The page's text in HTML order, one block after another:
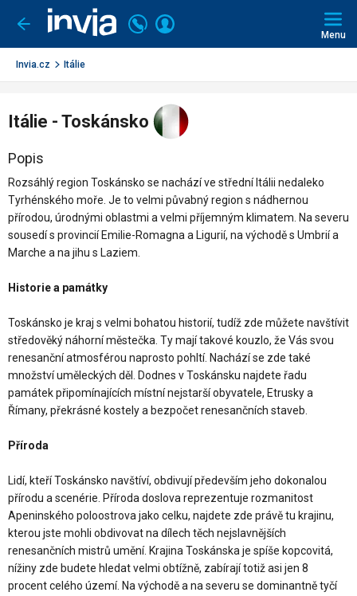
Jít
zpět
Volejte
226
000
Přihlásit
Menu
Invia.cz Itálie
Itálie - Toskánsko
Popis
Rozsáhlý region Toskánsko se nachází ve střední Itálii nedaleko
Tyrhénského moře. Je to velmi půvabný region s nádhernou
přírodou, úrodnými oblastmi a velmi příjemným klimatem. Na severu
sousedí s provincií Emilie-Romagna a Ligurií, na východě s Umbrií a
Marche a na jihu s Laziem.
Historie a památky
Toskánsko je kraj s velmi bohatou historií, tudíž zde můžete navštívit
středověký náhorní městečka. Ty mají takové kouzlo, že Vás svou
renesanční atmosférou naprosto pohltí. Nachází se zde také
množství uměleckých děl. Dodnes v Toskánsku najdete řadu
památek připomínajících místní nejstarší obyvatele, Etrusky a
Římany, překrásné kostely a bezpočet renesančních staveb.
Příroda
Lidí, kteří Toskánsko navštíví, obdivují především jeho dokonalou
přírodu a scenérie. Příroda doslova reprezentuje rozmanitost
Apeninského poloostrova jako celku, najdete zde právě tu krajinu,
kterou jste mohli obdivovat na dílech těch nejslavnějších
renesančních mistrů umění. Krajina Toskánska je spíše kopcovitá,
nížiny zde budete hledat velmi obtížně, zabírají totiž asi jen 8
procent celého území. Na východě a na severu se dominantně tyčí